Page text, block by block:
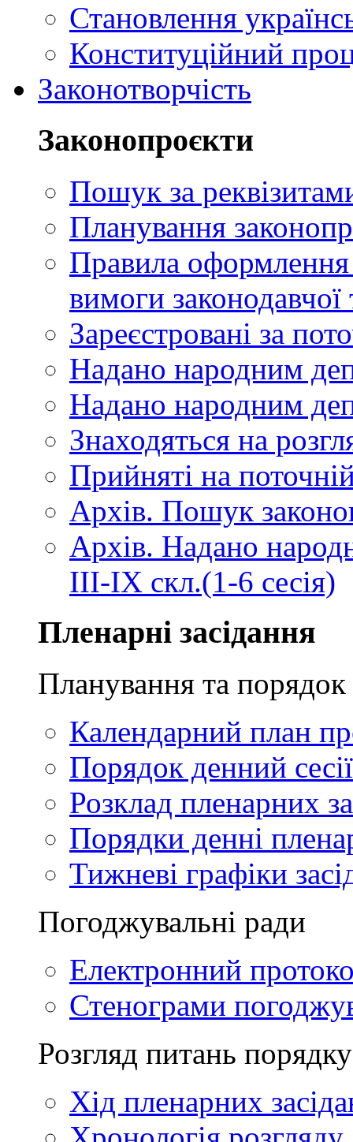
Становлення
Конституційний
Законотворчість
Законопроєкти
Пошук за
Планування
Правила оформлення
вимоги законодавчої
Зареєстровані за
Надано народним
Надано народним
Знаходяться на
Прийняті на поточній
Архів. Пошук
Архів. Надано
III-IX скл.(1-6 сесія)
Пленарні засідання
Планування та порядок
Календарний план
Порядок денний сесії
Розклад пленарних
Порядки денні
Тижневі графіки
Погоджувальні ради
Електронний
Стенограми
Розгляд питань
Хід пленарних